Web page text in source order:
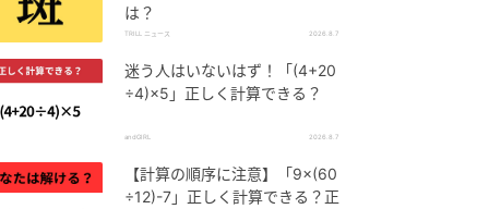
は？
TRILL ニュース 2026.8.7
迷う人はいないはず！「(4+20
÷4)×5」正しく計算できる？
andGIRL 2026.8.7
【計算の順序に注意】「9×(60
÷12)-7」正しく計算できる？正